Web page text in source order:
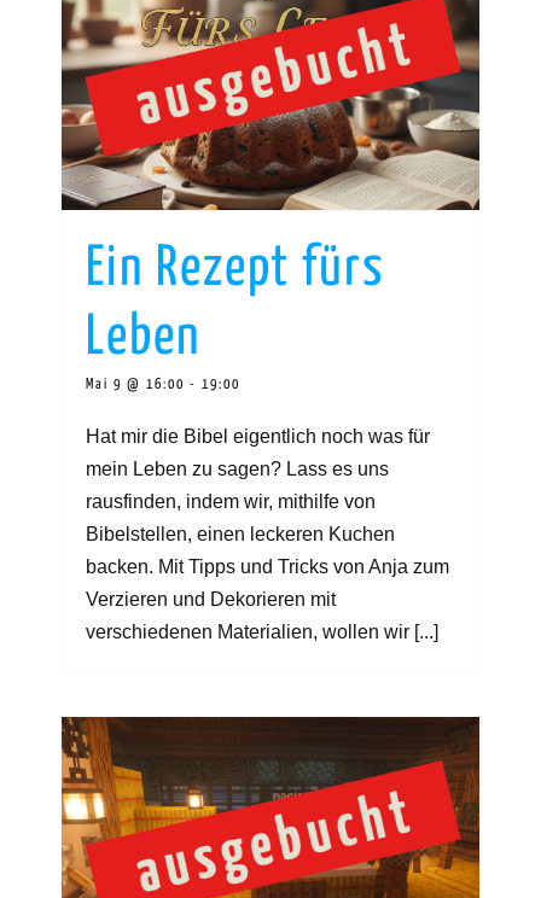
Ein Rezept fürs
Leben
Mai 9 @ 16:00 - 19:00
Hat mir die Bibel eigentlich noch was für
mein Leben zu sagen? Lass es uns
rausfinden, indem wir, mithilfe von
Bibelstellen, einen leckeren Kuchen
backen. Mit Tipps und Tricks von Anja zum
Verzieren und Dekorieren mit
verschiedenen Materialien, wollen wir [...]